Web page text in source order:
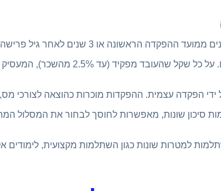
ידי הפקדה עצמית. ההפקדות מוכרות כהוצאה
סיכון שונות, מאפשרות לחוסך לבחור את המסלול
למטרות שונות כגון השתלמות מקצועית,